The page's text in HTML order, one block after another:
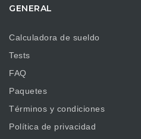
GENERAL
Calculadora de sueldo
Tests
FAQ
Paquetes
Términos y condiciones
Política de privacidad